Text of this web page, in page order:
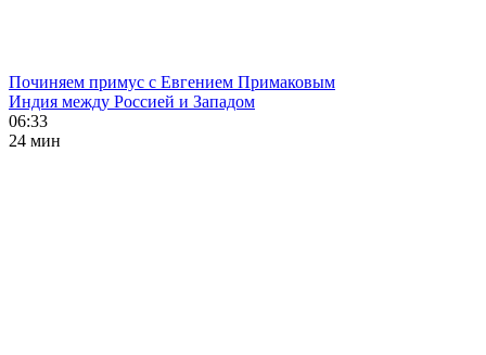
Починяем примус с Евгением Примаковым
Индия между Россией и Западом
06:33
24 мин